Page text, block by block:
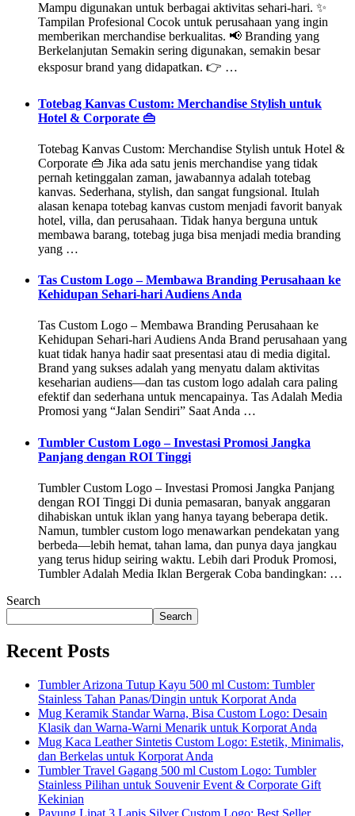
Mampu digunakan untuk berbagai aktivitas sehari-hari. ✨
Tampilan Profesional Cocok untuk perusahaan yang ingin
memberikan merchandise berkualitas. 📢 Branding yang
Berkelanjutan Semakin sering digunakan, semakin besar
eksposur brand yang didapatkan. 👉 …
Totebag Kanvas Custom: Merchandise Stylish untuk
Hotel & Corporate 👜
Totebag Kanvas Custom: Merchandise Stylish untuk Hotel &
Corporate 👜 Jika ada satu jenis merchandise yang tidak
pernah ketinggalan zaman, jawabannya adalah totebag
kanvas. Sederhana, stylish, dan sangat fungsional. Itulah
alasan kenapa totebag kanvas custom menjadi favorit banyak
hotel, villa, dan perusahaan. Tidak hanya berguna untuk
membawa barang, totebag juga bisa menjadi media branding
yang …
Tas Custom Logo – Membawa Branding Perusahaan ke
Kehidupan Sehari-hari Audiens Anda
Tas Custom Logo – Membawa Branding Perusahaan ke
Kehidupan Sehari-hari Audiens Anda Brand perusahaan yang
kuat tidak hanya hadir saat presentasi atau di media digital.
Brand yang sukses adalah yang menyatu dalam aktivitas
keseharian audiens—dan tas custom logo adalah cara paling
efektif dan sederhana untuk mencapainya. Tas Adalah Media
Promosi yang “Jalan Sendiri” Saat Anda …
Tumbler Custom Logo – Investasi Promosi Jangka
Panjang dengan ROI Tinggi
Tumbler Custom Logo – Investasi Promosi Jangka Panjang
dengan ROI Tinggi Di dunia pemasaran, banyak anggaran
dihabiskan untuk iklan yang hanya tayang beberapa detik.
Namun, tumbler custom logo menawarkan pendekatan yang
berbeda—lebih hemat, tahan lama, dan punya daya jangkau
yang terus hidup seiring waktu. Lebih dari Produk Promosi,
Tumbler Adalah Media Iklan Bergerak Coba bandingkan: …
Search
Search
Recent Posts
Tumbler Arizona Tutup Kayu 500 ml Custom: Tumbler
Stainless Tahan Panas/Dingin untuk Korporat Anda
Mug Keramik Standar Warna, Bisa Custom Logo: Desain
Klasik dan Warna-Warni Menarik untuk Korporat Anda
Mug Kaca Leather Sintetis Custom Logo: Estetik, Minimalis,
dan Berkelas untuk Korporat Anda
Tumbler Travel Gagang 500 ml Custom Logo: Tumbler
Stainless Pilihan untuk Souvenir Event & Corporate Gift
Kekinian
Payung Lipat 3 Lapis Silver Custom Logo: Best Seller